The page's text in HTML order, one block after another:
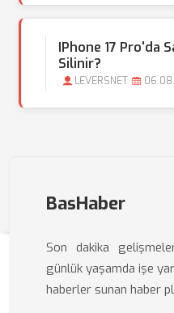
IPhone 17 Pro'da
Silinir?
LEVERSNET
BasHaber
Son dakika
günlük yaşamda işe
haberler sunan haber